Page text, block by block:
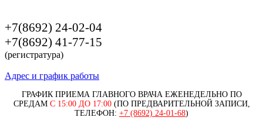
+7(8692) 24-02-04
+7(8692) 41-77-15
(регистратура)
Адрес и график работы
ГРАФИК ПРИЕМА ГЛАВНОГО ВРАЧА ЕЖЕНЕДЕЛЬНО ПО
СРЕДАМ С 15:00 ДО 17:00(ПО ПРЕДВАРИТЕЛЬНОЙ ЗАПИСИ,
ТЕЛЕФОН: +7 (8692) 24-01-68)